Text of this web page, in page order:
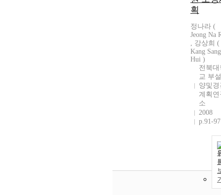
획
정나라 (
Jeong Na
, 강상희 (
Kang Sang
Hui )
전북대
교 부
양및경
계획연
소
2008
p.91-97